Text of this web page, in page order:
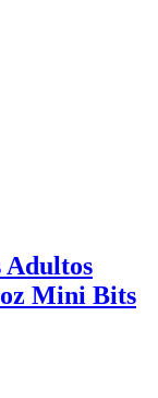
Adultos
Mini Bits